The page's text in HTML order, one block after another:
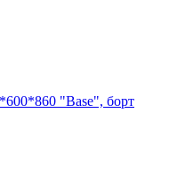
"Base", борт